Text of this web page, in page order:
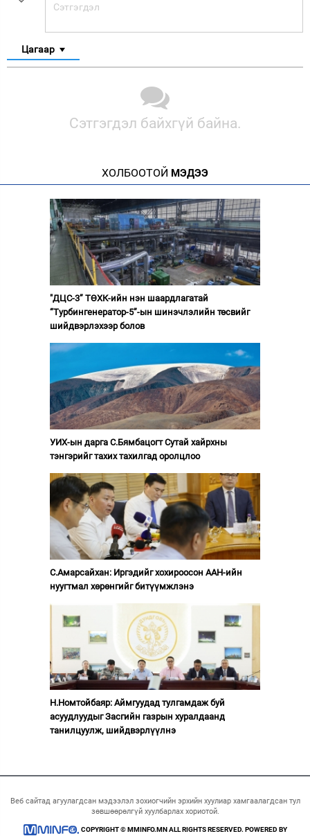
Цагаар
Сэтгэгдэл байхгүй байна.
ХОЛБООТОЙ МЭДЭЭ
"ДЦС-3” ТӨХК-ийн нэн шаардлагатай
“Турбингенератор-5”-ын шинэчлэлийн төсвийг
шийдвэрлэхээр болов
УИХ-ын дарга С.Бямбацогт Сутай хайрхны
тэнгэрийг тахих тахилгад оролцлоо
С.Амарсайхан: Иргэдийг хохироосон ААН-ийн
нуугтмал хөрөнгийг битүүмжлэнэ
Н.Номтойбаяр: Аймгуудад тулгамдаж буй
асуудлуудыг Засгийн газрын хуралдаанд
танилцуулж, шийдвэрлүүлнэ
Веб сайтад агуулагдсан мэдээлэл зохиогчийн эрхийн хуулиар хамгаалагдсан тул
зөвшөөрөлгүй хуулбарлах хориотой.
COPYRIGHT © MMINFO.MN ALL RIGHTS RESERVED. POWERED BY